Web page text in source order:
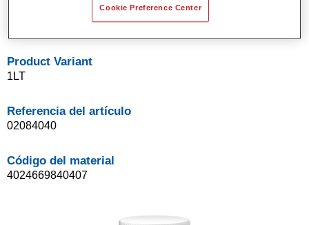
Para todas las piezas de plástico convencional de
Product Variant
1LT
Referencia del artículo
02084040
Código del material
4024669840407
Cookie Preference Center